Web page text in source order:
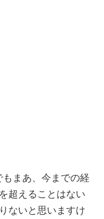
まあ、今までの経
超えることはない
ないと思いますけ